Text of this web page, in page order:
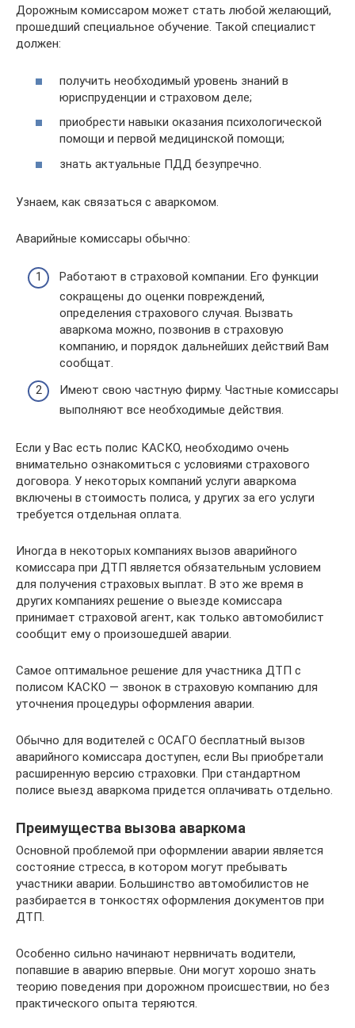
Дорожным комиссаром может стать любой желающий,
прошедший специальное обучение. Такой специалист
должен:
получить необходимый уровень знаний в
юриспруденции и страховом деле;
приобрести навыки оказания психологической
помощи и первой медицинской помощи;
знать актуальные ПДД безупречно.
Узнаем, как связаться с аваркомом.
Аварийные комиссары обычно:
Работают в страховой компании. Его функции
сокращены до оценки повреждений,
определения страхового случая. Вызвать
аваркома можно, позвонив в страховую
компанию, и порядок дальнейших действий Вам
сообщат.
Имеют свою частную фирму. Частные комиссары
выполняют все необходимые действия.
Если у Вас есть полис КАСКО, необходимо очень
внимательно ознакомиться с условиями страхового
договора. У некоторых компаний услуги аваркома
включены в стоимость полиса, у других за его услуги
требуется отдельная оплата.
Иногда в некоторых компаниях вызов аварийного
комиссара при ДТП является обязательным условием
для получения страховых выплат. В это же время в
других компаниях решение о выезде комиссара
принимает страховой агент, как только автомобилист
сообщит ему о произошедшей аварии.
Самое оптимальное решение для участника ДТП с
полисом КАСКО — звонок в страховую компанию для
уточнения процедуры оформления аварии.
Обычно для водителей с ОСАГО бесплатный вызов
аварийного комиссара доступен, если Вы приобретали
расширенную версию страховки. При стандартном
полисе выезд аваркома придется оплачивать отдельно.
Преимущества вызова аваркома
Основной проблемой при оформлении аварии является
состояние стресса, в котором могут пребывать
участники аварии. Большинство автомобилистов не
разбирается в тонкостях оформления документов при
ДТП.
Особенно сильно начинают нервничать водители,
попавшие в аварию впервые. Они могут хорошо знать
теорию поведения при дорожном происшествии, но без
практического опыта теряются.